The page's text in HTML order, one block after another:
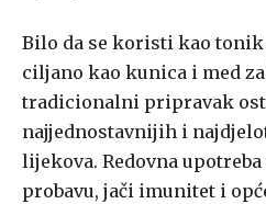
Bilo da se koristi kao
ciljano kao kunica i med za
tradicionalni pripravak
najjednostavnijih i
lijekova. Redovna
probavu, jači imunitet i